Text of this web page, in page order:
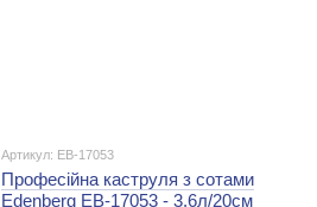
Артикул: EB-17053
Професійна каструля з сотами
Edenberg EB-17053 - 3.6л/20см